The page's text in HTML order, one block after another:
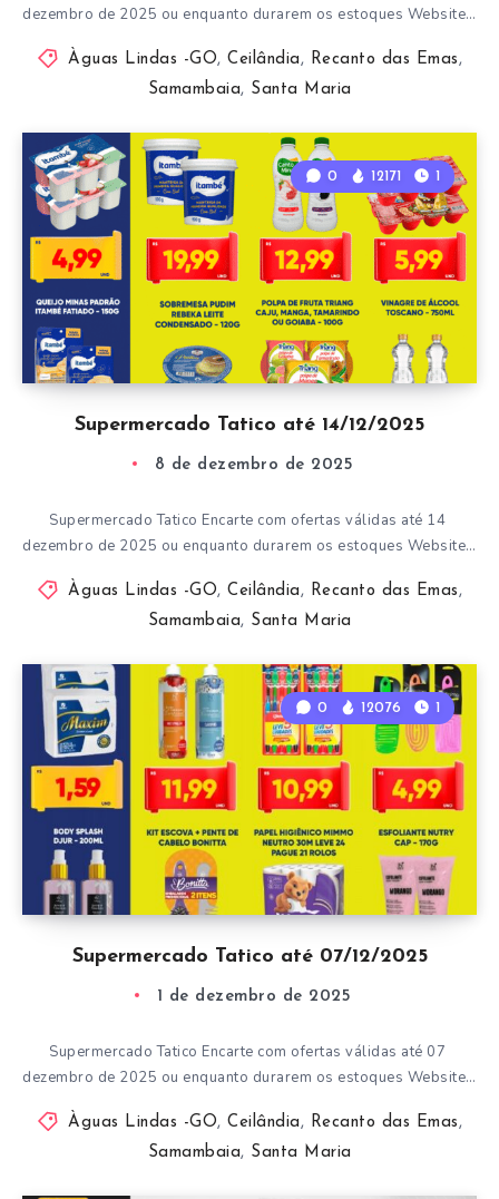
dezembro de 2025 ou enquanto durarem os estoques Website…
Àguas Lindas -GO,Ceilândia , Recanto das Emas ,
Samambaia, Santa Maria
Supermercado Tatico até 14/12/2025
0 12171 1
8 de dezembro de 2025
Supermercado Tatico Encarte com ofertas válidas até 14
dezembro de 2025 ou enquanto durarem os estoques Website…
Àguas Lindas -GO,Ceilândia , Recanto das Emas ,
Samambaia, Santa Maria
Supermercado Tatico até 07/12/2025
0 12076 1
1 de dezembro de 2025
Supermercado Tatico Encarte com ofertas válidas até 07
dezembro de 2025 ou enquanto durarem os estoques Website…
Àguas Lindas -GO,Ceilândia , Recanto das Emas ,
Samambaia, Santa Maria